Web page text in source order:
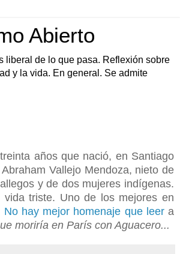
Abierto
liberal de lo que pasa. Reflexión sobre
y la vida. En general. Se admite
años que nació, en Santiago
Vallejo Mendoza, nieto de
y de dos mujeres indígenas.
vida triste. Uno de los mejores en
No hay mejor homenaje que leera
moriría en París con Aguacero...